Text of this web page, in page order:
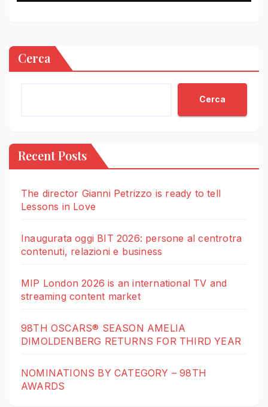
Cerca
Cerca
Recent Posts
The director Gianni Petrizzo is ready to tell
Lessons in Love
Inaugurata oggi BIT 2026: persone al centrotra
contenuti, relazioni e business
MIP London 2026 is an international TV and
streaming content market
98TH OSCARS® SEASON AMELIA
DIMOLDENBERG RETURNS FOR THIRD YEAR
NOMINATIONS BY CATEGORY – 98TH
AWARDS